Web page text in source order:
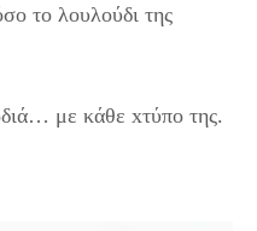
το λουλούδι της
με κάθε xτύπο της.